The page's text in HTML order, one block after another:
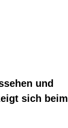
und
sich beim